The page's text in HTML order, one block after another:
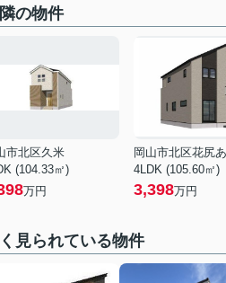
の物件
市北区久米
(104.33㎡)
万円
岡山市北区花尻
4LDK (105.60㎡)
3,398万円
見られている物件